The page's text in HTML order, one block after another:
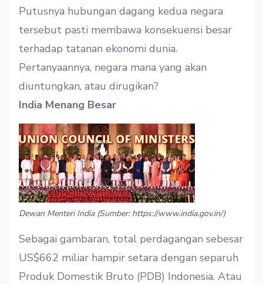
Putusnya hubungan dagang kedua negara
tersebut pasti membawa konsekuensi besar
terhadap tatanan ekonomi dunia.
Pertanyaannya, negara mana yang akan
diuntungkan, atau dirugikan?
India Menang Besar
Dewan Menteri India (Sumber: https://www.india.gov.in/)
Sebagai gambaran, total perdagangan sebesar
US$662 miliar hampir setara dengan separuh
Produk Domestik Bruto (PDB) Indonesia. Atau